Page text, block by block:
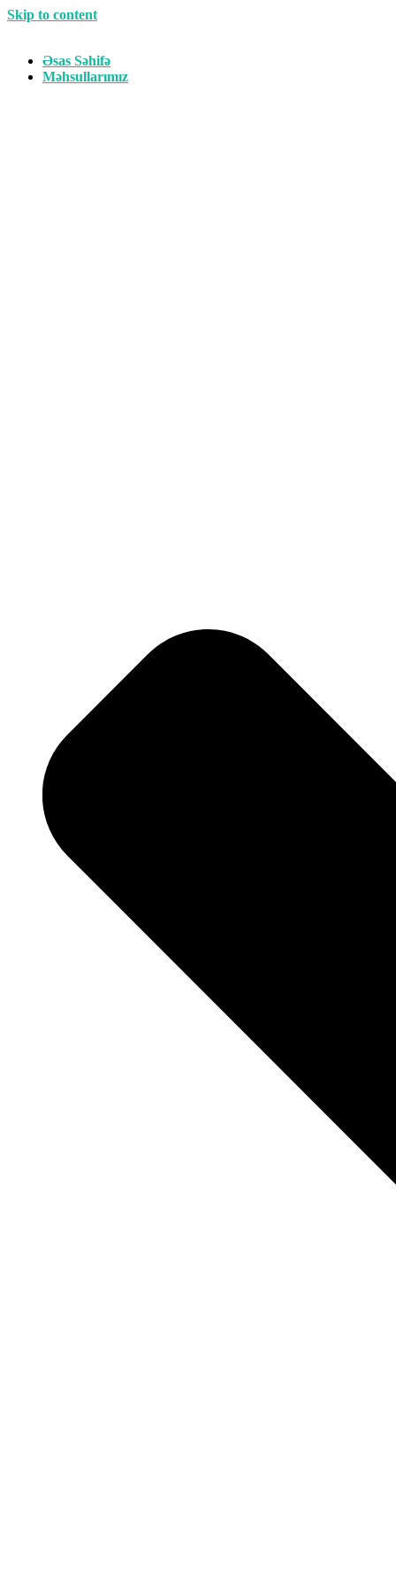
Skip to content
Əsas Səhifə
Məhsullarımız